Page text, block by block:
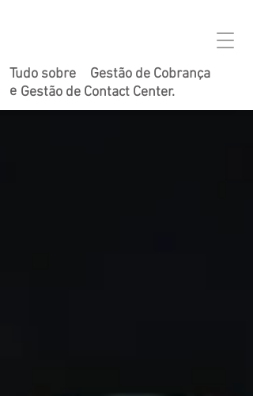
Tudo sobre
Gestão de Cobrança
Gestão de Contact Center.
e